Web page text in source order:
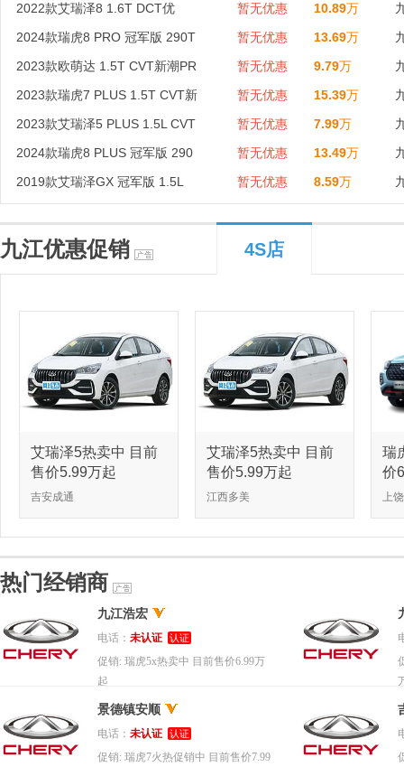
2022款艾瑞泽8 1.6T DCT优
暂无优惠 10.89万
2024款瑞虎8 PRO 冠军版 290T
暂无优惠 13.69万
2023款欧萌达 1.5T CVT新潮PR
暂无优惠 9.79万
2023款瑞虎7 PLUS 1.5T CVT新
暂无优惠 15.39万
2023款艾瑞泽5 PLUS 1.5L CVT
暂无优惠 7.99万
2024款瑞虎8 PLUS 冠军版 290
暂无优惠 13.49万
2019款艾瑞泽GX 冠军版 1.5L
暂无优惠 8.59万
九江优惠促销 4S店
艾瑞泽5热卖中 目前
售价5.99万起
吉安成通
艾瑞泽5热卖中 目前
售价5.99万起
江西多美
瑞
价
上
热门经销商
九江浩宏
电话： 未认证 认证
促销: 瑞虎5x热卖中 目前售价6.99万
起
景德镇安顺
电话： 未认证 认证
促销: 瑞虎7火热促销中 目前售价7.99